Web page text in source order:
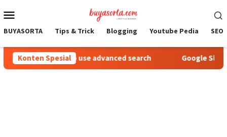
ke
Mobile
BUYASORTA Tips & Trick Blogging Youtube Pedia SEO
Konten Spesial
How to use advanced search Google Slides